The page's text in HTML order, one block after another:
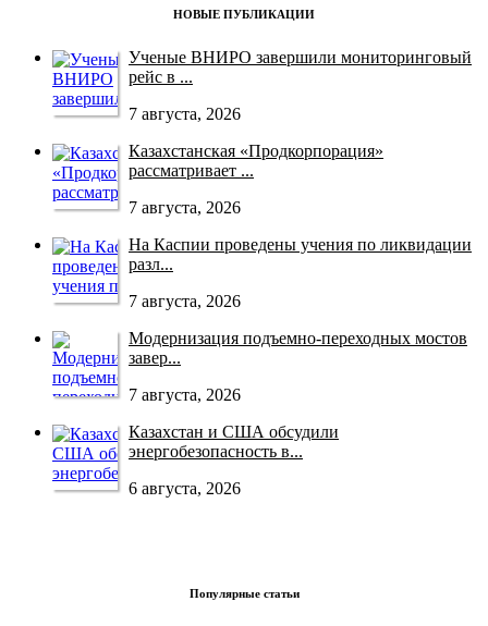
НОВЫЕ ПУБЛИКАЦИИ
Ученые ВНИРО завершили мониторинговый
рейс в ...
7 августа, 2026
Казахстанская «Продкорпорация»
рассматривает ...
7 августа, 2026
На Каспии проведены учения по ликвидации
разл...
7 августа, 2026
Модернизация подъемно-переходных мостов
завер...
7 августа, 2026
Казахстан и США обсудили
энергобезопасность в...
6 августа, 2026
Популярные статьи